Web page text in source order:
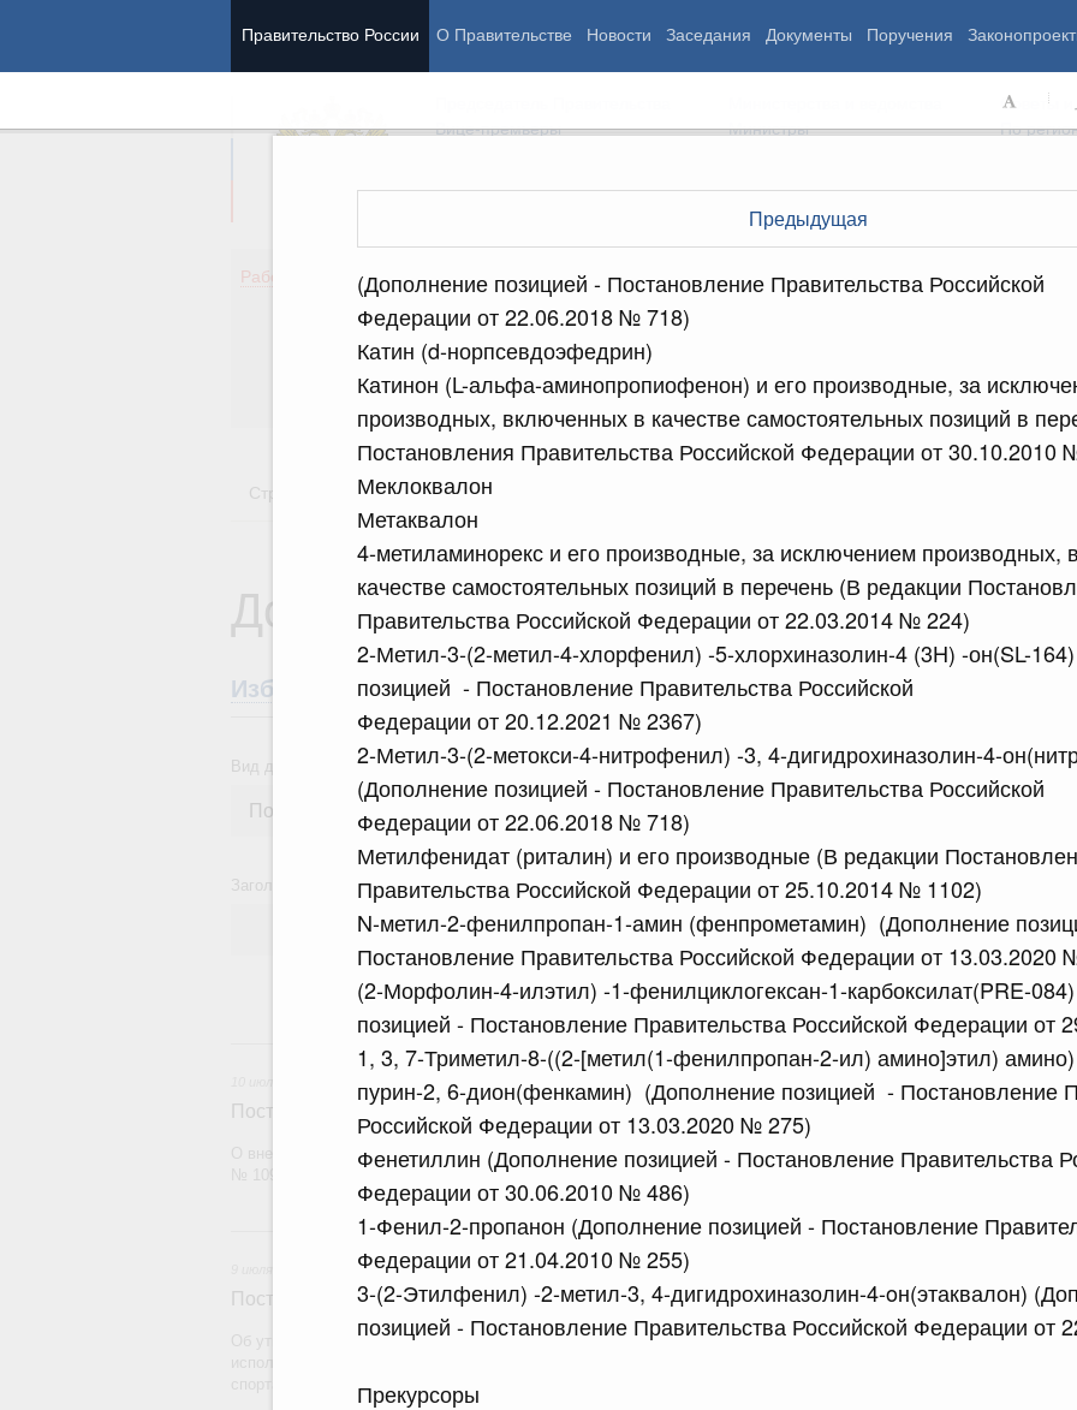
Правительство России О Правительстве Новости Заседания Документы Поручения
Предыдущая
(Дополнение позицией - Постановление Правительства Российской
Федерации от 22.06.2018 № 718)
Катин (d-норпсевдоэфедрин)
Катинон (L-альфа-аминопропиофенон) и его производные, за
производных, включенных в качестве самостоятельных позиций в
Постановления Правительства Российской Федерации от 30.10.2010
Меклоквалон
Метаквалон
4-метиламинорекс и его производные, за исключением производных,
качестве самостоятельных позиций в перечень (В редакции
Правительства Российской Федерации от 22.03.2014 № 224)
2-Метил-3-(2-метил-4-хлорфенил) -5-хлорхиназолин-4 (3H) -он(SL-
позицией - Постановление Правительства Российской
Федерации от 20.12.2021 № 2367)
2-Метил-3-(2-метокси-4-нитрофенил) -3, 4-дигидрохиназолин-4-
(Дополнение позицией - Постановление Правительства Российской
Федерации от 22.06.2018 № 718)
Метилфенидат (риталин) и его производные (В редакции
Правительства Российской Федерации от 25.10.2014 № 1102)
N-метил-2-фенилпропан-1-амин (фенпрометамин) (Дополнение
Постановление Правительства Российской Федерации от 13.03.2020
(2-Морфолин-4-илэтил) -1-фенилциклогексан-1-карбоксилат(PRE-
позицией - Постановление Правительства Российской Федерации от
1, 3, 7-Триметил-8-((2-[метил(1-фенилпропан-2-ил) амино]этил)
пурин-2, 6-дион(фенкамин) (Дополнение позицией - Постановление
Российской Федерации от 13.03.2020 № 275)
Фенетиллин (Дополнение позицией - Постановление Правительства
Федерации от 30.06.2010 № 486)
1-Фенил-2-пропанон (Дополнение позицией - Постановление
Федерации от 21.04.2010 № 255)
3-(2-Этилфенил) -2-метил-3, 4-дигидрохиназолин-4-oн(этаквалон)
позицией - Постановление Правительства Российской Федерации от
Прекурсоры
Вице-премьеры
Министры
Советы и
По
Работа Правительства
Демография
Здоровье
Образование
Культура
Общество
Государство
Занятость и труд
Технологическое развитие
Экономика. Регулирование
Социальные услуги
Экология
Жильё и
Сельское
Стратегии Государственные программы
Документы
Избранные документы со справками к ним Поиск по всем
Вид документа Номер
Заголовок или текст документа
10 июля, пятница
Постановление Правительства Российской Федерации от 10.07.2026 г. № 872
О внесении изменений в постановление Правительства Российской Федерации от 30 июня 2021 г.
9 июля, четверг
Постановление Правительства Российской Федерации от 09.07.2026 г. № 861
Об утверждении Правил согласования назначения и освобождения от должности руководителей